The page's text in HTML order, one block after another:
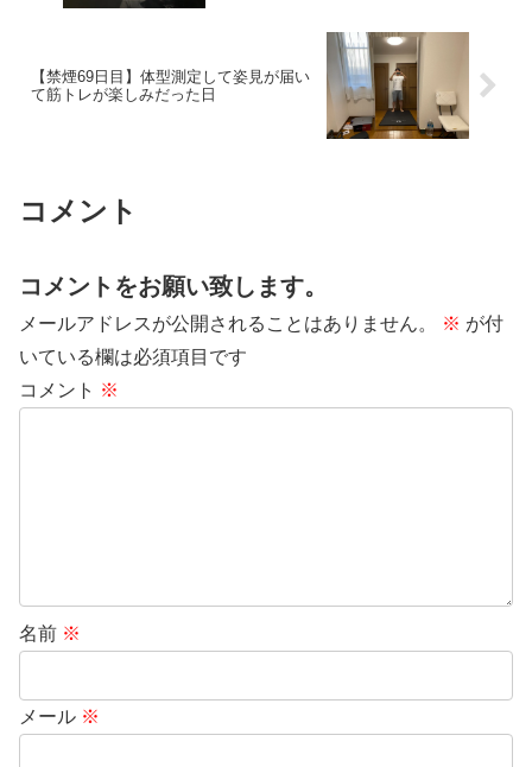
【禁煙69日目】体型測定して姿見が届い
て筋トレが楽しみだった日
コメント
コメントをお願い致します。
メールアドレスが公開されることはありません。 ※ が付
いている欄は必須項目です
コメント ※
名前 ※
メール ※